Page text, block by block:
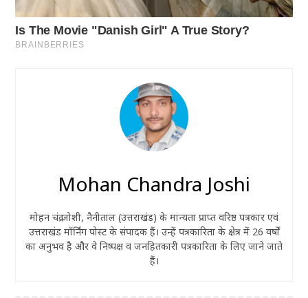
Mohan Chandra Joshi
मोहन चंद्र जोशी, नैनीताल (उत्तराखंड) के मान्यता प्राप्त वरिष्ठ पत्रकार एवं
उत्तराखंड मॉर्निंग पोस्ट के संपादक हैं। उन्हें पत्रकारिता के क्षेत्र में 26 वर्षों
का अनुभव है और वे निष्पक्ष व जनहितकारी पत्रकारिता के लिए जाने जाते
हैं।